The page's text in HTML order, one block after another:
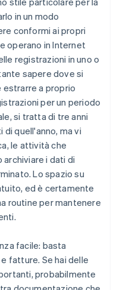
in un modo
conformi ai propri
operano in Internet
registrazioni in uno o
sapere dove si
a proprio
per un periodo
si tratta di tre anni
quell'anno, ma vi
le attività che
i dati di
Lo spazio su
ed è certamente
routine per mantenere
facile: basta
fatture. Se hai delle
probabilmente